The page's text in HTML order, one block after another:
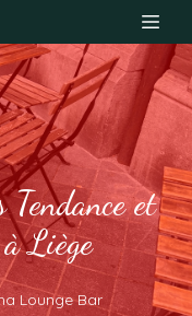
Tendance et
Liège
Lounge Bar